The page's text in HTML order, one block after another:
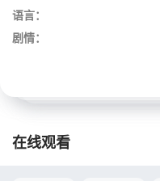
语言：
剧情：
在线观看